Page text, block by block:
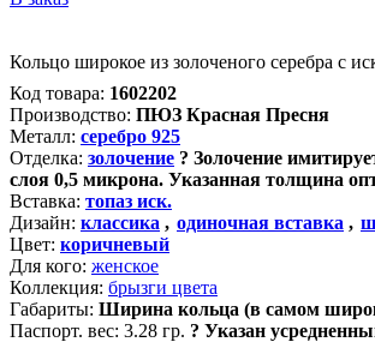
Кольцо широкое из золоченого серебра с
Код товара: 1602202
Производство: ПЮЗ Красная Пресня
Металл: серебро 925
Отделка: золочение ? Золочение
слоя 0,5 микрона. Указанная толщина
Вставка: топаз иск.
Дизайн: классика , одиночная вставка ,
Цвет: коричневый
Для кого: женское
Коллекция: брызги цвета
Габариты: Ширина кольца (в самом
Паспорт. вес: 3.28 гр. ? Указан